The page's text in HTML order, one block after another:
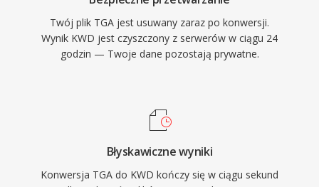
Twój plik TGA jest usuwany zaraz po konwersji.
Wynik KWD jest czyszczony z serwerów w ciągu 24
godzin — Twoje dane pozostają prywatne.
Błyskawiczne wyniki
Konwersja TGA do KWD kończy się w ciągu sekund